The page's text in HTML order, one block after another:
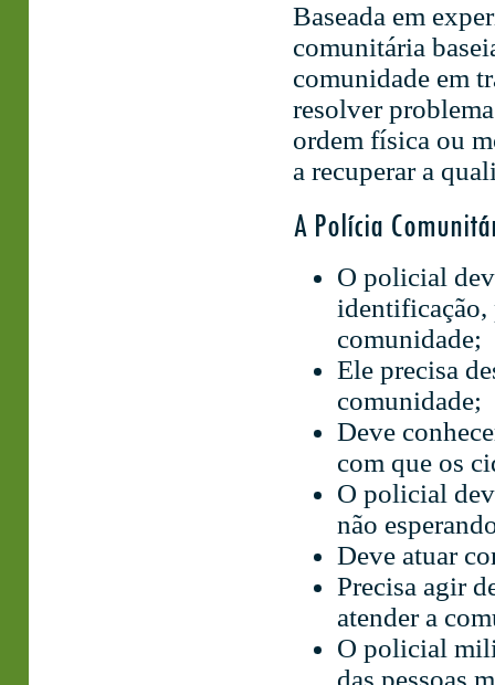
Baseada em
comunitária
comunidade em
resolver
ordem física ou
a recuperar a
A Polícia
O policial
identificação,
comunidade;
Ele precisa
comunidade;
Deve
com que os
O policial
não
Deve atuar
Precisa agir
atender a
O policial
das pessoas